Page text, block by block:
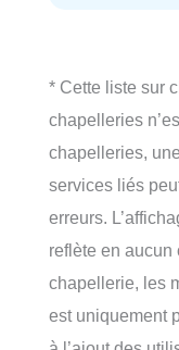
* Cette liste sur
chapelleries
chapelleries,
services liés
erreurs.
reflète en aucun
chapellerie, les
est uniquement